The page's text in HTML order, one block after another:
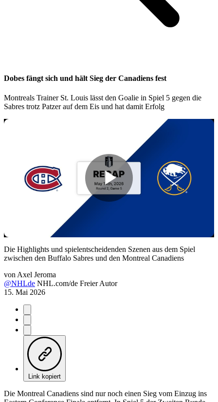
Dobes fängt sich und hält Sieg der Canadiens fest
Montreals Trainer St. Louis lässt den Goalie in Spiel 5 gegen die
Sabres trotz Patzer auf dem Eis und hat damit Erfolg
Play
Video
Die Highlights und spielentscheidenden Szenen aus dem Spiel
zwischen den Buffalo Sabres und den Montreal Canadiens
von Axel Jeroma
@NHLde NHL.com/de Freier Autor
15. Mai 2026
Link kopiert
Die Montreal Canadiens sind nur noch einen Sieg vom Einzug ins